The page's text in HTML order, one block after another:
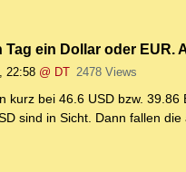
Tag ein Dollar oder EUR.
22:58 @ DT 2478 Views
kurz bei 46.6 USD bzw. 39.86
sind in Sicht. Dann fallen